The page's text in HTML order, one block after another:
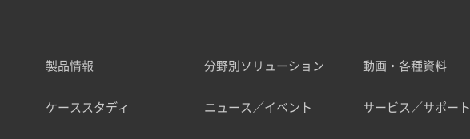
製品情報 分野別ソリューション 動画・各種資料
ケーススタディ ニュース／イベント サービス／サポート